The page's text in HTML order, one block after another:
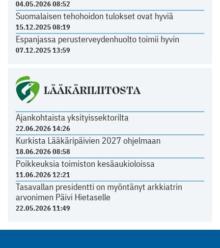
04.05.2026 08:52
Suomalaisen tehohoidon tulokset ovat hyviä
15.12.2025 08:19
Espanjassa perusterveydenhuolto toimii hyvin
07.12.2025 13:59
LÄÄKÄRILIITOSTA
Ajankohtaista yksityissektorilta
22.06.2026 14:26
Kurkista Lääkäripäivien 2027 ohjelmaan
18.06.2026 08:58
Poikkeuksia toimiston kesäaukioloissa
11.06.2026 12:21
Tasavallan presidentti on myöntänyt arkkiatrin
arvonimen Päivi Hietaselle
22.05.2026 11:49